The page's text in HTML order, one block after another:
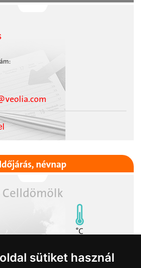
sütiket használ
Időjárás, névnap
Celldömölk
°C